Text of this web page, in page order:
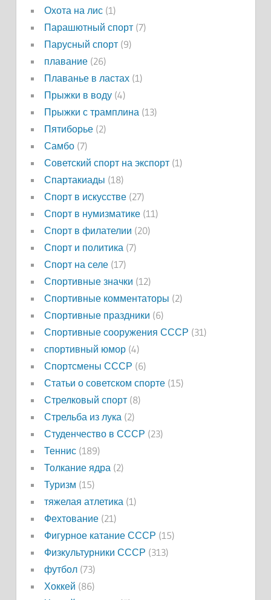
Охота на лис(1)
Парашютный спорт(7)
Парусный спорт(9)
плавание(26)
Плаванье в ластах(1)
Прыжки в воду(4)
Прыжки с трамплина (13)
Пятиборье(2)
Самбо(7)
Советский спорт на экспорт(1)
Спартакиады (18)
Спорт в искусстве(27)
Спорт в нумизматике(11)
Спорт в филателии (20)
Спорт и политика (7)
Спорт на селе(17)
Спортивные значки (12)
Спортивные комментаторы (2)
Спортивные праздники (6)
Спортивные сооружения СССР (31)
спортивный юмор(4)
Спортсмены СССР (6)
Статьи о советском спорте(15)
Стрелковый спорт(8)
Стрельба из лука (2)
Студенчество в СССР (23)
Теннис(189)
Толкание ядра (2)
Туризм (15)
тяжелая атлетика (1)
Фехтование(21)
Фигурное катание СССР (15)
Физкультурники СССР (313)
футбол(73)
Хоккей (86)